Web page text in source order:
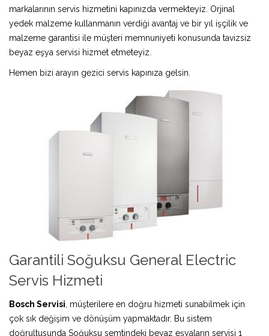
markalarının servis hizmetini kapınızda vermekteyiz. Orjinal
yedek malzeme kullanmanın verdiği avantaj ve bir yıl işçilik ve
malzeme garantisi ile müşteri memnuniyeti konusunda tavizsiz
beyaz eşya servisi hizmet etmeteyiz.
Hemen bizi arayın gezici servis kapınıza gelsin.
Garantili Soğuksu General Electric
Servis Hizmeti
Bosch Servisi , müşterilere en doğru hizmeti sunabilmek için
çok sık değişim ve dönüşüm yapmaktadır. Bu sistem
doğrultusunda Soğuksu semtindeki beyaz eşyaların servisi 1